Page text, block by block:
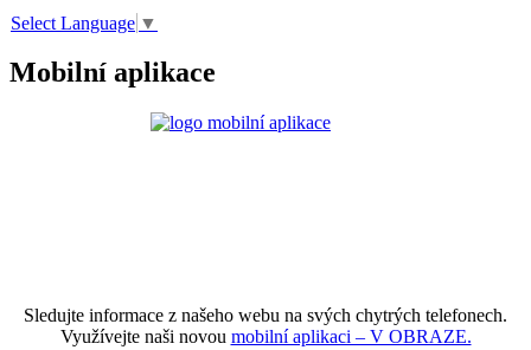
Select Language ▼
Mobilní aplikace
Sledujte informace z našeho webu na svých chytrých telefonech.
Využívejte naši novou mobilní aplikaci – V OBRAZE.